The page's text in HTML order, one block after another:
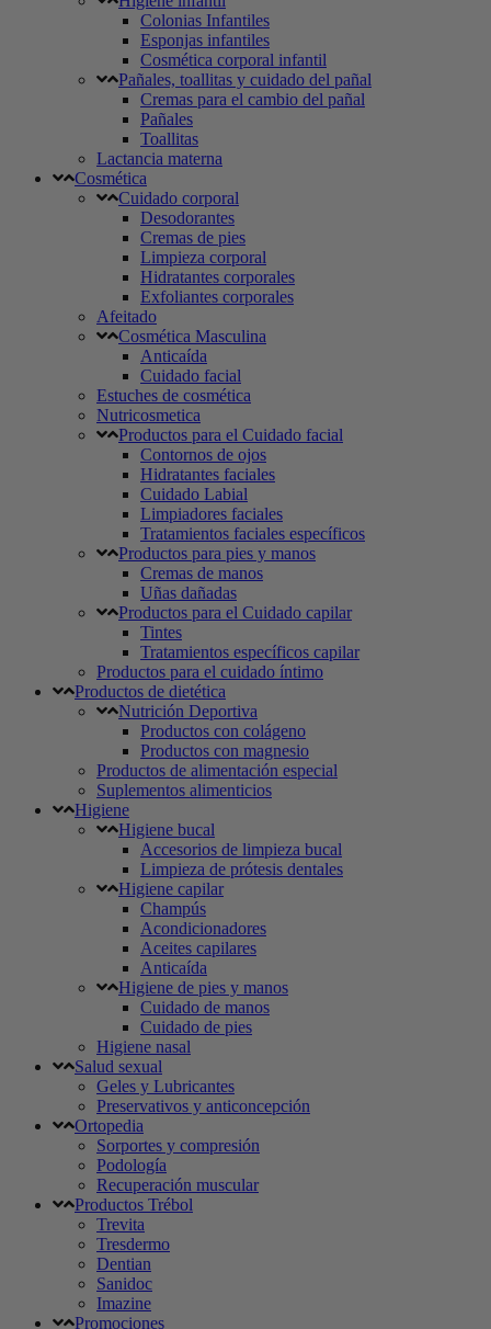
Colonias Infantiles
Esponjas infantiles
Cosmética corporal infantil
Pañales, toallitas y cuidado del pañal
Cremas para el cambio del pañal
Pañales
Toallitas
Lactancia materna
Cosmética
Cuidado corporal
Desodorantes
Cremas de pies
Limpieza corporal
Hidratantes corporales
Exfoliantes corporales
Afeitado
Cosmética Masculina
Anticaída
Cuidado facial
Estuches de cosmética
Nutricosmetica
Productos para el Cuidado facial
Contornos de ojos
Hidratantes faciales
Cuidado Labial
Limpiadores faciales
Tratamientos faciales específicos
Productos para pies y manos
Cremas de manos
Uñas dañadas
Productos para el Cuidado capilar
Tintes
Tratamientos específicos capilar
Productos para el cuidado íntimo
Productos de dietética
Nutrición Deportiva
Productos con colágeno
Productos con magnesio
Productos de alimentación especial
Suplementos alimenticios
Higiene
Higiene bucal
Accesorios de limpieza bucal
Limpieza de prótesis dentales
Higiene capilar
Champús
Acondicionadores
Aceites capilares
Anticaída
Higiene de pies y manos
Cuidado de manos
Cuidado de pies
Higiene nasal
Salud sexual
Geles y Lubricantes
Preservativos y anticoncepción
Ortopedia
Sorportes y compresión
Podología
Recuperación muscular
Productos Trébol
Trevita
Tresdermo
Dentian
Sanidoc
Imazine
Promociones